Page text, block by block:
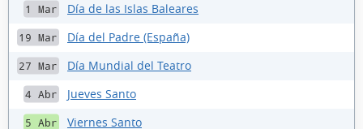
1 Mar Día de las Islas Baleares
19 Mar Día del Padre (España)
27 Mar Día Mundial del Teatro
4 Abr Jueves Santo
5 Abr Viernes Santo